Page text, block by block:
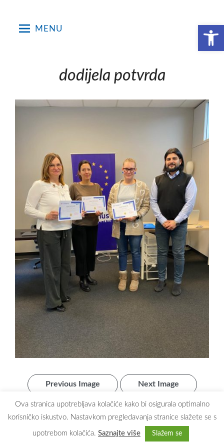
Open toolbar
MENU
dodijela potvrda
Previous Image Next Image
Copyright © 2026 Dječji vrtić Maslačak Zaprešić. All rights reserved.
Ova stranica upotrebljava kolačiće kako bi osigurala optimalno
korisničko iskustvo. Nastavkom pregledavanja stranice slažete se s
upotrebom kolačića. Saznajte više Slažem se